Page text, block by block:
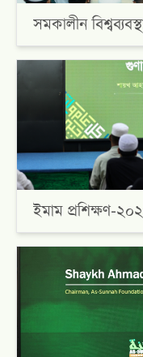
সমকালীন
ইমাম প্রশিক্ষণ-